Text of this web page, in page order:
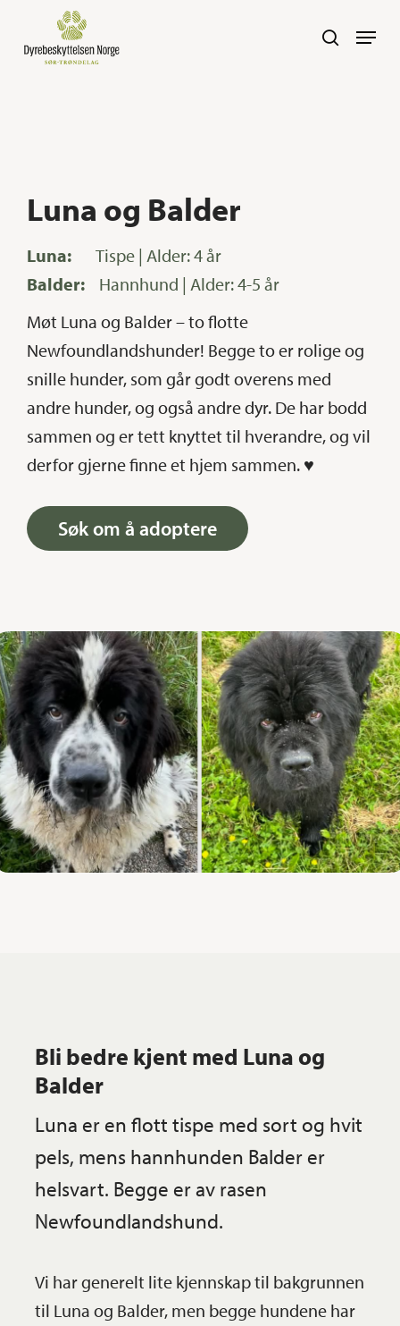
search
Luna og Balder
Luna: Tispe | Alder: 4 år
Balder: Hannhund | Alder: 4-5 år
Møt Luna og Balder – to flotte
Newfoundlandshunder! Begge to er rolige og
snille hunder, som går godt overens med
andre hunder, og også andre dyr. De har bodd
sammen og er tett knyttet til hverandre, og vil
derfor gjerne finne et hjem sammen. ♥
Søk om å adoptere
Bli bedre kjent med Luna og
Balder
Luna er en flott tispe med sort og hvit
pels, mens hannhunden Balder er
helsvart. Begge er av rasen
Newfoundlandshund.
Vi har generelt lite kjennskap til bakgrunnen
til Luna og Balder, men begge hundene har